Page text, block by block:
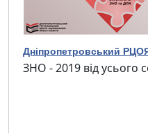
Дніпропетровський
ЗНО - 2019 від усього